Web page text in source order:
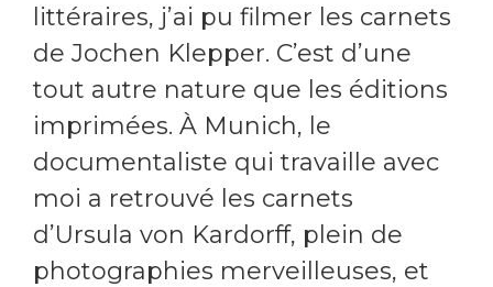
littéraires, j’ai pu filmer les carnets
de Jochen Klepper. C’est d’une
tout autre nature que les éditions
imprimées. À Munich, le
documentaliste qui travaille avec
moi a retrouvé les carnets
d’Ursula von Kardorff, plein de
photographies merveilleuses, et